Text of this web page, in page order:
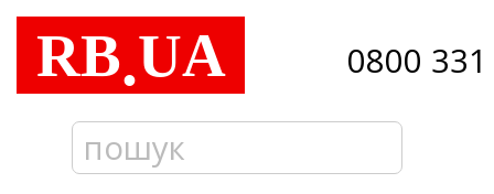
RB.UA 0800